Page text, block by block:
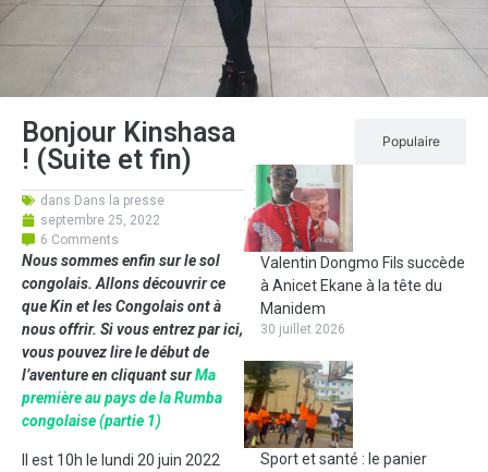
Bonjour Kinshasa
! (Suite et fin)
dans Dans la presse
septembre 25, 2022
6 Comments
Nous sommes enfin sur le sol
congolais. Allons découvrir ce
que Kin et les Congolais ont à
nous offrir. Si vous entrez par ici,
vous pouvez lire le début de
l’aventure en cliquant surMa
première au pays de la Rumba
congolaise (partie 1)
Il est 10h le lundi 20 juin 2022
Populaire
Valentin Dongmo Fils succède
à Anicet Ekane à la tête du
Manidem
30 juillet 2026
Sport et santé : le panier